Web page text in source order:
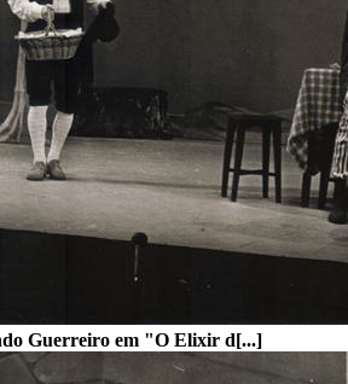
Guerreiro em "O Elixir d[...]